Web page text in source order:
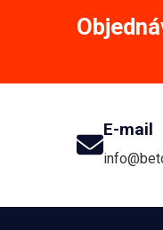
E-mail